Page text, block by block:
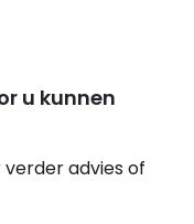
u kunnen
advies of